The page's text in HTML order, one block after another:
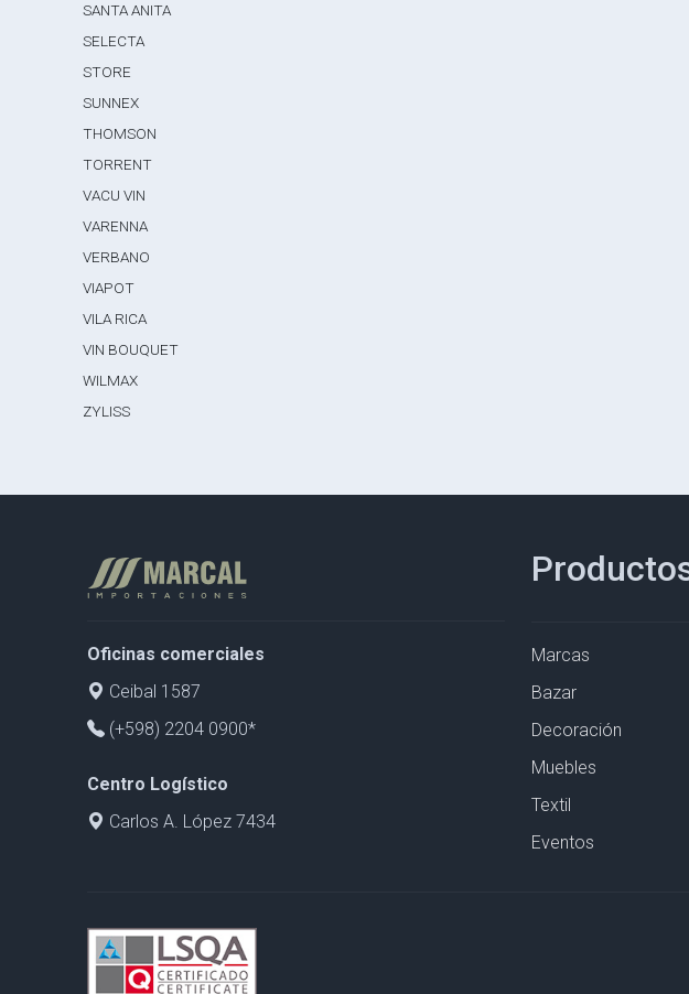
SANTA ANITA
SELECTA
STORE
SUNNEX
THOMSON
TORRENT
VACU VIN
VARENNA
VERBANO
VIAPOT
VILA RICA
VIN BOUQUET
WILMAX
ZYLISS
Oficinas comerciales
Ceibal 1587
(+598) 2204 0900*
Centro Logístico
Carlos A. López 7434
Marcas
Bazar
Decoración
Muebles
Textil
Eventos